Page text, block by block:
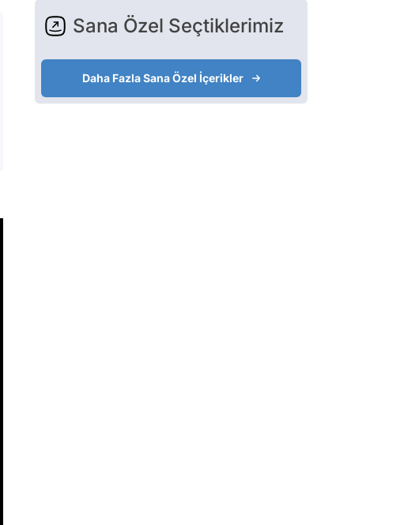
Sana Özel Seçtiklerimiz
Daha Fazla Sana Özel İçerikler